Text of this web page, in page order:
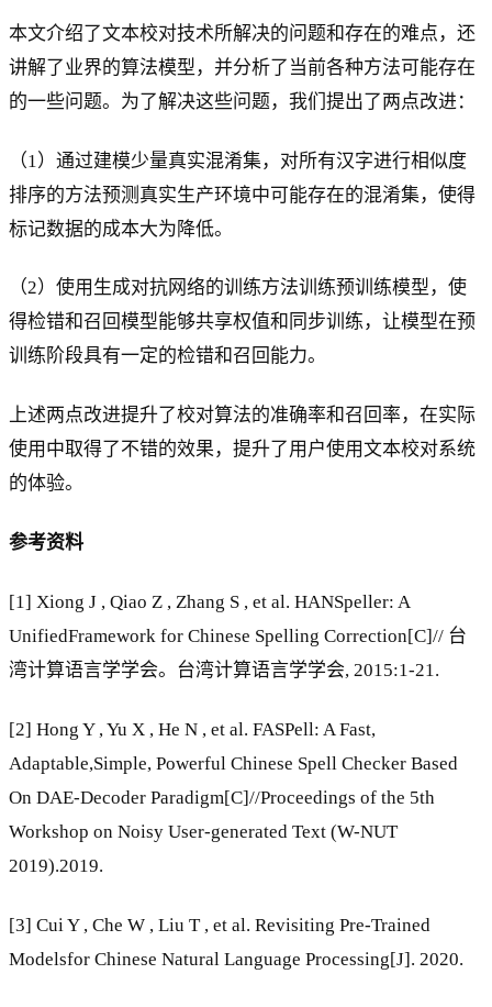
本文介绍了文本校对技术所解决的问题和存在的难点，还
讲解了业界的算法模型，并分析了当前各种方法可能存在
的一些问题。为了解决这些问题，我们提出了两点改进：
（1）通过建模少量真实混淆集，对所有汉字进行相似度
排序的方法预测真实生产环境中可能存在的混淆集，使得
标记数据的成本大为降低。
（2）使用生成对抗网络的训练方法训练预训练模型，使
得检错和召回模型能够共享权值和同步训练，让模型在预
训练阶段具有一定的检错和召回能力。
上述两点改进提升了校对算法的准确率和召回率，在实际
使用中取得了不错的效果，提升了用户使用文本校对系统
的体验。
参考资料
[1] Xiong J , Qiao Z , Zhang S , et al. HANSpeller: A
UnifiedFramework for Chinese Spelling Correction[C]// 台
湾计算语言学学会。台湾计算语言学学会, 2015:1-21.
[2] Hong Y , Yu X , He N , et al. FASPell: A Fast,
Adaptable,Simple, Powerful Chinese Spell Checker Based
On DAE-Decoder Paradigm[C]//Proceedings of the 5th
Workshop on Noisy User-generated Text (W-NUT
2019).2019.
[3] Cui Y , Che W , Liu T , et al. Revisiting Pre-Trained
Modelsfor Chinese Natural Language Processing[J]. 2020.